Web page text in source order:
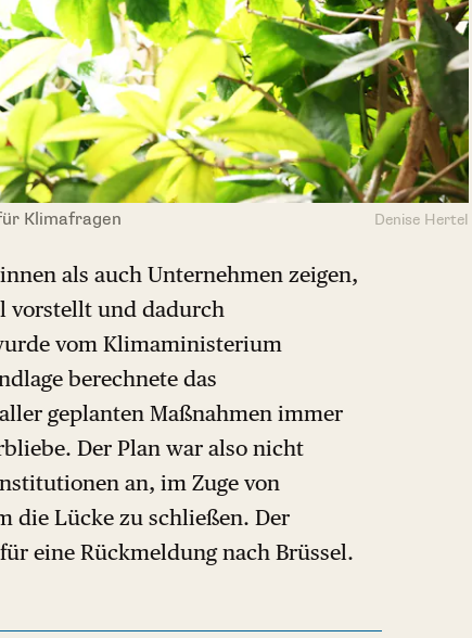
Klimafragen Denise Hertel
als auch Unternehmen zeigen,
vorstellt und dadurch
vom Klimaministerium
berechnete das
geplanten Maßnahmen immer
Der Plan war also nicht
an, im Zuge von
die Lücke zu schließen. Der
eine Rückmeldung nach Brüssel.